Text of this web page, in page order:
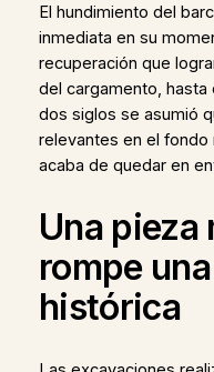
El hundimiento del
inmediata en su
recuperación que
del cargamento,
dos siglos se asumió
relevantes en el fondo
acaba de quedar en
Una pieza
rompe
histórica